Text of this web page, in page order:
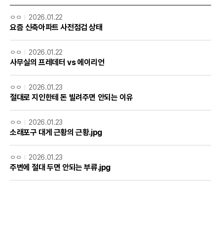
ㅇㅇ 2026.01.22
요즘 신축아파트 사전점검 상태
ㅇㅇ 2026.01.22
사무실의 프레데터 vs 에이리언
ㅇㅇ 2026.01.23
절대로 지인한테 돈 빌려주면 안되는 이유
ㅇㅇ 2026.01.23
소래포구 대게 근황의 근황.jpg
ㅇㅇ 2026.01.23
주변에 절대 두면 안되는 부류.jpg